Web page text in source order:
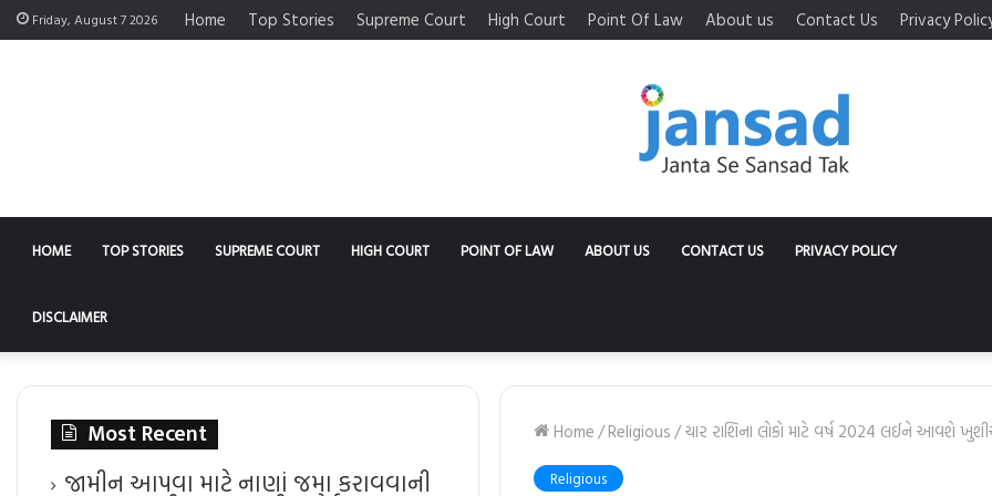
Friday, August 7 2026 Home Top Stories Supreme Court High Court Point Of Law About us Contact Us Privacy
HOME TOP STORIES SUPREME COURT HIGH COURT POINT OF LAW ABOUT US CONTACT US PRIVACY POLICY
DISCLAIMER
Home/Religious/ચાર રાશિના લોકો માટે વર્ષ 2024 લઈને આવશે
Religious
Most Recent
જામીન આપવા માટે નાણાં જમા કરાવવાની